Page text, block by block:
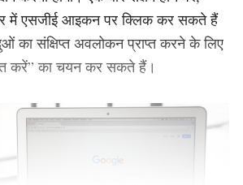
में एसजीई आइकन पर क्लिक कर सकते हैं
संक्षिप्त अवलोकन प्राप्त करने के लिए
करें” का चयन कर सकते हैं।